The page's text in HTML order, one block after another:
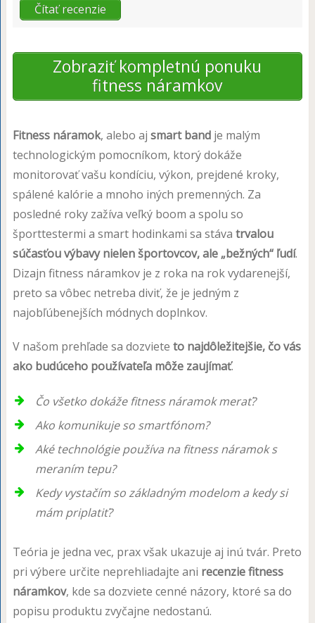
Čítať recenzie
Zobraziť kompletnú ponuku
fitness náramkov
Fitness náramok, alebo aj smart bandje malým
technologickým pomocníkom, ktorý dokáže
monitorovať vašu kondíciu, výkon, prejdené kroky,
spálené kalórie a mnoho iných premenných. Za
posledné roky zažíva veľký boom a spolu so
športtestermi a smart hodinkami sa stáva trvalou
súčasťou výbavy nielen športovcov, ale „bežných“ ľudí.
Dizajn fitness náramkov je z roka na rok vydarenejší,
preto sa vôbec netreba diviť, že je jedným z
najobľúbenejších módnych doplnkov.
V našom prehľade sa dozviete to najdôležitejšie, čo vás
ako budúceho používateľa môže zaujímať.
Čo všetko dokáže fitness náramok merať?
Ako komunikuje so smartfónom?
Aké technológie používa na fitness náramok s
meraním tepu?
Kedy vystačím so základným modelom a kedy si
mám priplatiť?
Teória je jedna vec, prax však ukazuje aj inú tvár. Preto
pri výbere určite neprehliadajte ani recenzie fitness
náramkov, kde sa dozviete cenné názory, ktoré sa do
popisu produktu zvyčajne nedostanú.